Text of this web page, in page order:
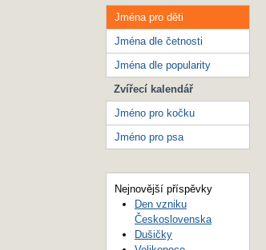
Jména pro děti
Jména dle četnosti
Jména dle popularity
Zvířecí kalendář
Jméno pro kočku
Jméno pro psa
Nejnovější příspěvky
Den vzniku
Československa
Dušičky